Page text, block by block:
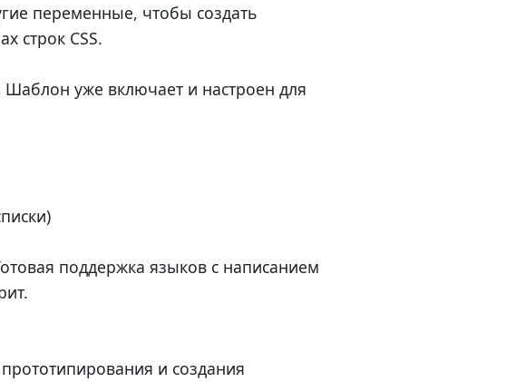
переменные, чтобы создать
строк CSS.
уже включает и настроен для
поддержка языков с написанием
и создания